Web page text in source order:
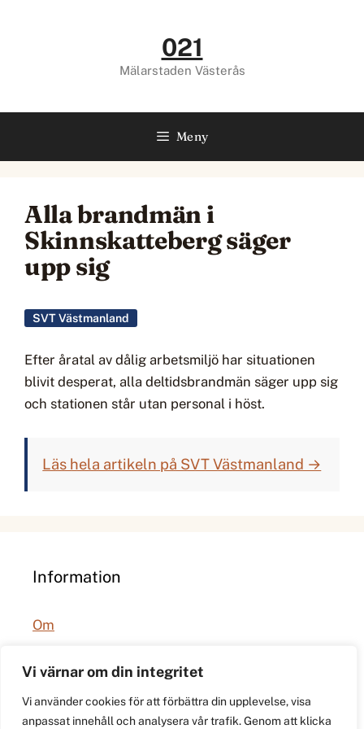
Vi värnar om din integritet
Vi använder cookies för att förbättra din upplevelse, visa
anpassat innehåll och analysera vår trafik. Genom att klicka
021
Mälarstaden Västerås
Meny
Alla brandmän i
Skinnskatteberg säger
upp sig
SVT Västmanland
Efter åratal av dålig arbetsmiljö har situationen
blivit desperat, alla deltidsbrandmän säger upp sig
och stationen står utan personal i höst.
Läs hela artikeln på SVT Västmanland →
Information
Om